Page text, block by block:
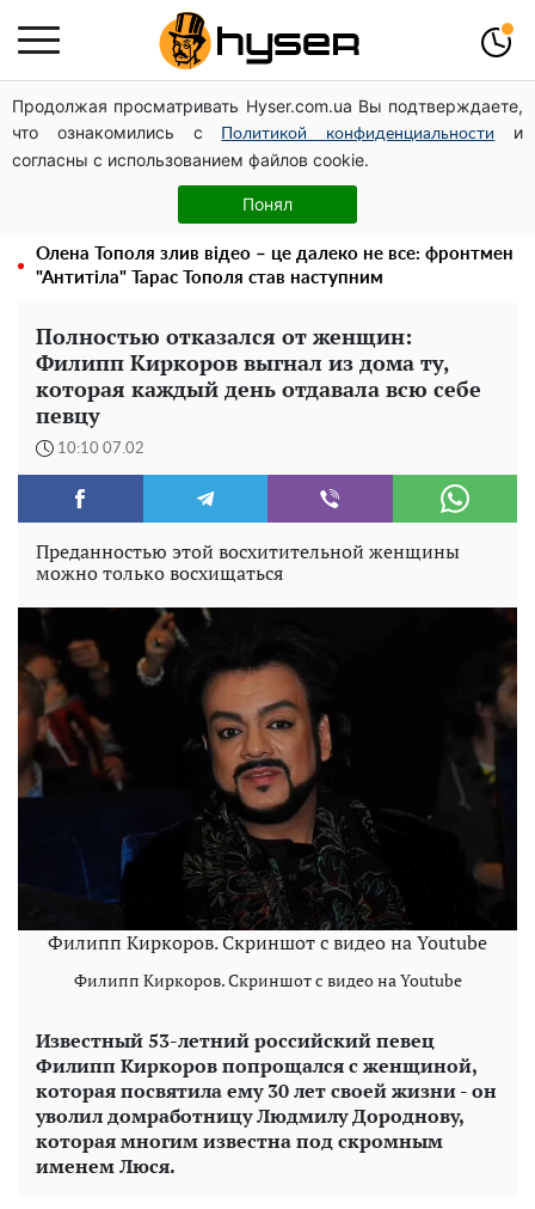
Продолжая просматривать Hyser.com.ua Вы подтверждаете,
что ознакомились с
Политикой конфиденциальности
и
согласны с использованием файлов cookie.
Понял
Дрони із націнкою: Олександр Конотопський вивів
мільйони оборонного бюджету через фіктивну фірму в
Естонії
Гола Олена Тополя у цікавих позах змусила відвисати
щелепи: злив відео – було лише початком
Олена Тополя злив відео – це далеко не все: фронтмен
"Антитіла" Тарас Тополя став наступним
Полностью отказался от женщин:
Филипп Киркоров выгнал из дома ту,
которая каждый день отдавала всю себе
певцу
10:10 07.02
Преданностью этой восхитительной женщины
можно только восхищаться
Филипп Киркоров. Скриншот с видео на Youtube
Филипп Киркоров. Скриншот с видео на Youtube
Известный 53-летний российский певец
Филипп Киркоров попрощался с женщиной,
которая посвятила ему 30 лет своей жизни - он
уволил домработницу Людмилу Дороднову,
которая многим известна под скромным
именем Люся.